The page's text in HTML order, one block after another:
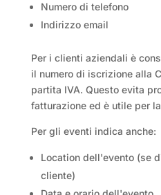
Numero di telefono
Indirizzo email
Per i clienti aziendali è
il numero di iscrizione alla
partita IVA. Questo evita
fatturazione ed è utile per
Per gli eventi indica anche:
Location dell'evento (se
cliente)